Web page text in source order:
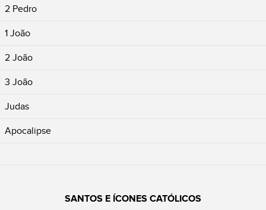
2 Pedro
1 João
2 João
3 João
Judas
Apocalipse
SANTOS E ÍCONES CATÓLICOS